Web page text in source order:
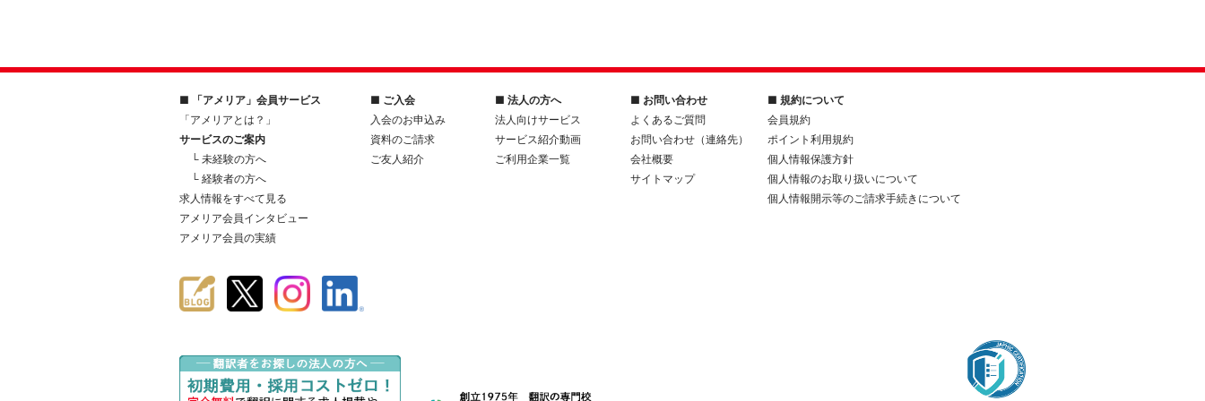
■ 「アメリア」会員サービス
「アメリアとは？」
サービスのご案内
└ 未経験の方へ
└ 経験者の方へ
求人情報をすべて見る
アメリア会員インタビュー
アメリア会員の実績
■ ご入会
入会のお申込み
資料のご請求
ご友人紹介
■ 法人の方へ
法人向けサービス
サービス紹介動画
ご利用企業一覧
■ お問い合わせ
よくあるご質問
お問い合わせ（連絡先）
会社概要
サイトマップ
■ 規約について
会員規約
ポイント利用規約
個人情報保護方針
個人情報のお取り扱いについて
個人情報開示等のご請求手続きについて